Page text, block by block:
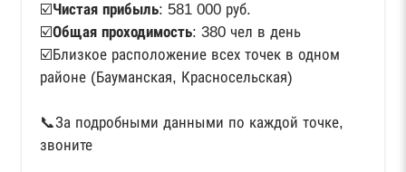
☑️Чистая прибыль: 581 000 руб.
☑️Общая проходимость: 380 чел в день
☑️Близкое расположение всех точек в одном
районе (Бауманская, Красносельская)
📞За подробными данными по каждой точке,
звоните